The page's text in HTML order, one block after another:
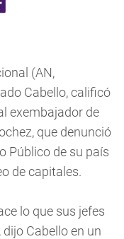
(AN,
Cabello, calificó
exembajador de
que denunció
Público de su país
de capitales.
lo que sus jefes
dijo Cabello en un